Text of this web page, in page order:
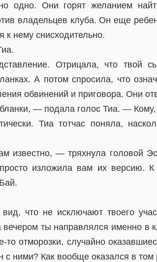
одно. Они горят желанием
владельцев клуба. Он еще
к нему снисходительно.
Отрицала, что твой
А потом спросила, что
обвинений и приговора. Они
— подала голос Тиа. — Кому,
Тиа тотчас поняла,
известно, — тряхнула головой
изложила вам их версию. К
что не исключают твоего
вечером ты направлялся именно в
то отморозки, случайно
с ними? Как вообще оказался в том